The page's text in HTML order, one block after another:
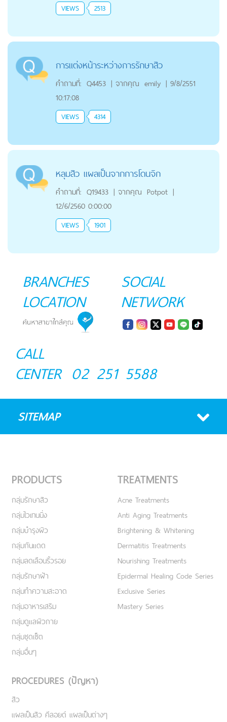
VIEWS 2513
การแต่งหน้าระหว่างการรักษาสิว
คำถามที่: Q4453 | จากคุณ emily | 9/8/2551
10:17:08
VIEWS 4314
หลุมสิว แผลเป็นจากการโดนจิก
คำถามที่: Q19433 | จากคุณ Potpot |
12/6/2560 0:00:00
VIEWS 1901
BRANCHES
LOCATION
SOCIAL
NETWORK
CALL
CENTER 02 251 5588
SITEMAP
PRODUCTS
กลุ่มรักษาสิว
กลุ่มไวเทนนิ่ง
กลุ่มบำรุงผิว
กลุ่มกันแดด
กลุ่มลดเลือนริ้วรอย
กลุ่มรักษาฝ้า
กลุ่มทำความสะอาด
กลุ่มอาหารเสริม
กลุ่มดูแลผิวกาย
กลุ่มชุดเซ็ต
กลุ่มอื่นๆ
TREATMENTS
Acne Treatments
Anti Aging Treatments
Brightening & Whitening
Dermatitis Treatments
Nourishing Treatments
Epidermal Healing Code Series
Exclusive Series
Mastery Series
PROCEDURES (ปัญหา)
สิว
แผลเป็นสิว คีลอยด์ แผลเป็นต่างๆ